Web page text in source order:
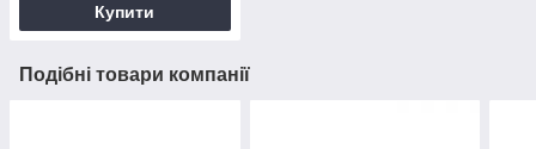
Купити
Подібні товари компанії